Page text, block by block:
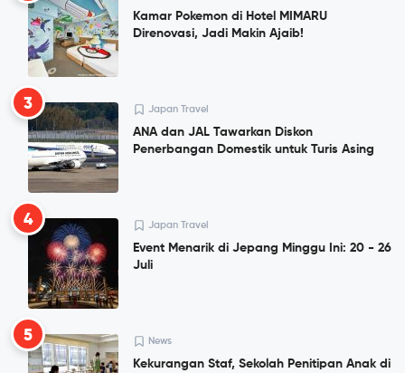
Kamar Pokemon di Hotel MIMARU
Direnovasi, Jadi Makin Ajaib!
3 Japan Travel
ANA dan JAL Tawarkan Diskon
Penerbangan Domestik untuk Turis Asing
4 Japan Travel
Event Menarik di Jepang Minggu Ini: 20 - 26
Juli
5 News
Kekurangan Staf, Sekolah Penitipan Anak di